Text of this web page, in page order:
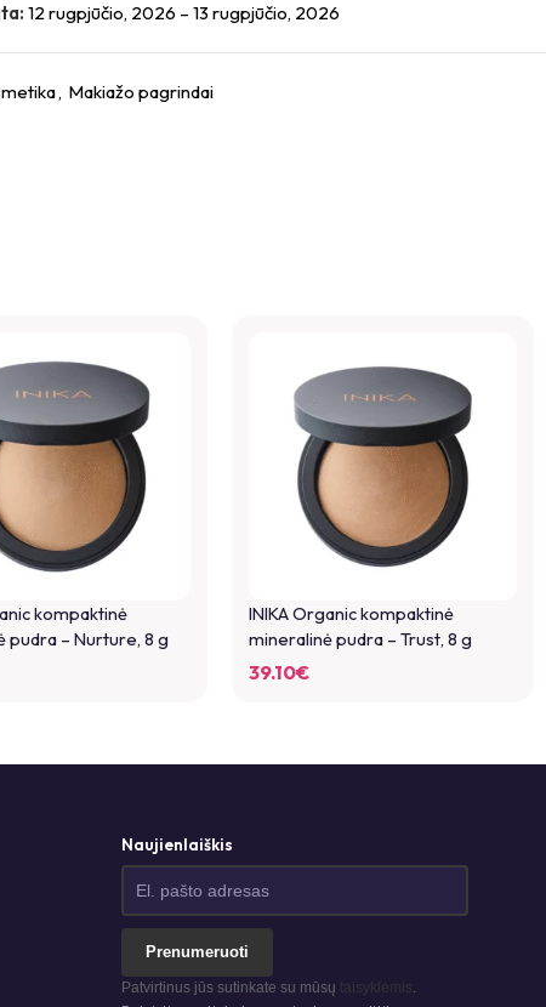
12 rugpjūčio, 2026 – 13 rugpjūčio, 2026
, Makiažo pagrindai
kompaktinė
pudra – Nurture, 8 g
INIKA Organic kompaktinė
mineralinė pudra – Trust, 8 g
39.10€
Naujienlaiškis
Prenumeruoti
Patvirtinus jūs sutinkate su mūsų taisyklėmis